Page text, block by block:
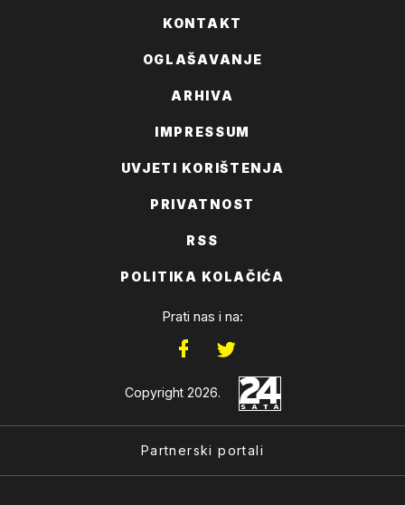
KONTAKT
OGLAŠAVANJE
ARHIVA
IMPRESSUM
UVJETI KORIŠTENJA
PRIVATNOST
RSS
POLITIKA KOLAČIĆA
Prati nas i na:
Copyright 2026.
Partnerski portali